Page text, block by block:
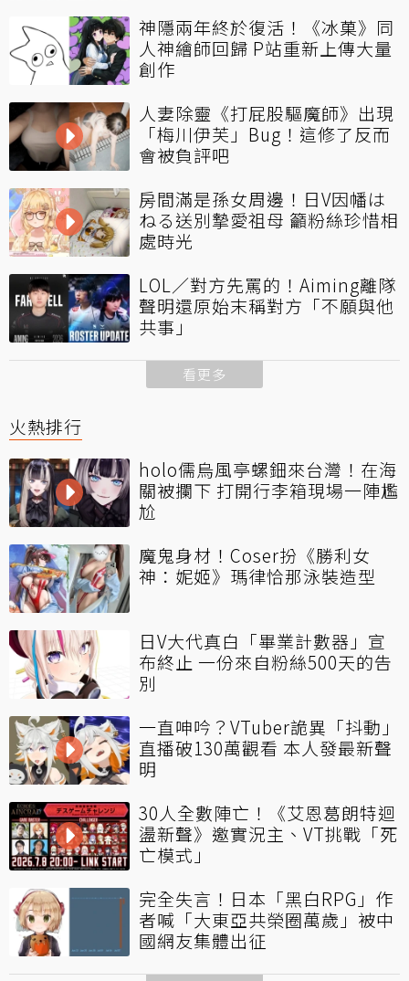
神隱兩年終於復活！《冰菓》同
人神繪師回歸 P站重新上傳大量
創作
人妻除靈《打屁股驅魔師》出現
「梅川伊芙」Bug！這修了反而
會被負評吧
房間滿是孫女周邊！日V因幡は
ねる送別摯愛祖母 籲粉絲珍惜相
處時光
LOL／對方先罵的！Aiming離隊
聲明還原始末稱對方「不願與他
共事」
看更多
火熱排行
holo儒烏風亭螺鈿來台灣！在海
關被攔下 打開行李箱現場一陣尷
尬
魔鬼身材！Coser扮《勝利女
神：妮姬》瑪律恰那泳裝造型
日V大代真白「畢業計數器」宣
布終止 一份來自粉絲500天的告
別
一直呻吟？VTuber詭異「抖動」
直播破130萬觀看 本人發最新聲
明
30人全數陣亡！《艾恩葛朗特迴
盪新聲》邀實況主、VT挑戰「死
亡模式」
完全失言！日本「黑白RPG」作
者喊「大東亞共榮圈萬歲」被中
國網友集體出征